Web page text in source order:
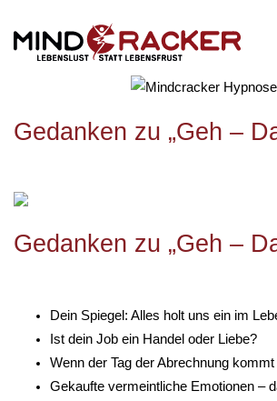
Gedanken zu „Geh –
Gedanken zu „Geh –
Dein Spiegel: Alles holt uns ein im
Ist dein Job ein Handel oder Liebe?
Wenn der Tag der Abrechnung kommt
Gekaufte vermeintliche Emotionen –